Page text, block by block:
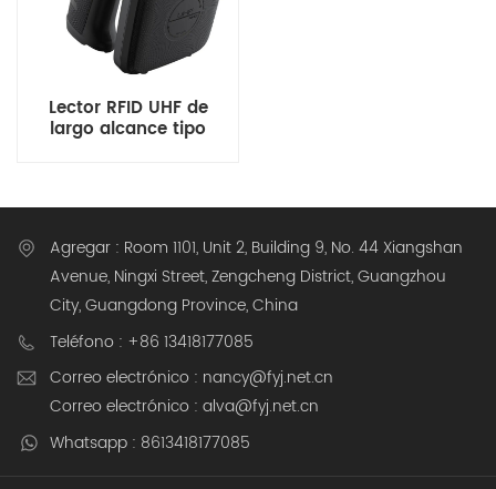
Lector RFID UHF de
largo alcance tipo
Agregar : Room 1101, Unit 2, Building 9, No. 44 Xiangshan
Avenue, Ningxi Street, Zengcheng District, Guangzhou
City, Guangdong Province, China
Teléfono : +86 13418177085
Correo electrónico : nancy@fyj.net.cn
Correo electrónico : alva@fyj.net.cn
Whatsapp : 8613418177085